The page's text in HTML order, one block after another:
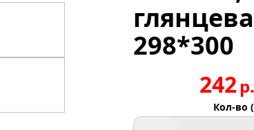
298*300
242
Кол-во